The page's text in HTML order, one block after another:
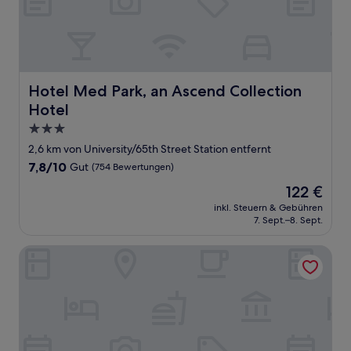
Hotel Med Park, an Ascend Collection
Hotel
Hotel Med Park, an Ascend Collection Hotel
3.0-
Sterne-
Unterkunft
2,6 km von University/65th Street Station entfernt
7.8
7,8/10 Gut (754 Bewertungen)
Der
Preis
beträgt
122 €
inkl. Steuern & Gebühren
7. Sept.–8. Sept.